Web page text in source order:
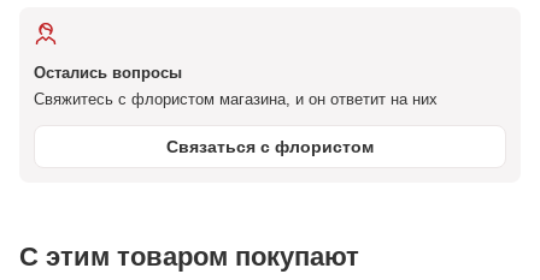
Остались вопросы
Свяжитесь с флористом магазина, и он ответит на них
Связаться с флористом
С этим товаром покупают